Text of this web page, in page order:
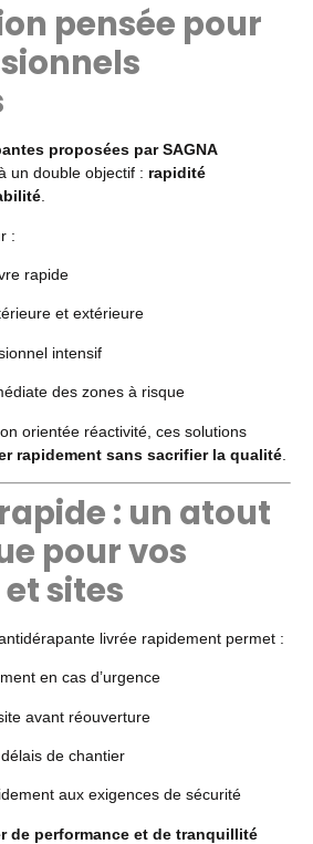
pensée pour
proposées par SAGNA
un double objectif : rapidité
:
rapide
et extérieure
intensif
des zones à risque
orientée réactivité, ces solutions
rapidement sans sacrifier la qualité
: un atout
pour vos
sites
livrée rapidement permet :
en cas d’urgence
avant réouverture
de chantier
aux exigences de sécurité
de performance et de tranquillité